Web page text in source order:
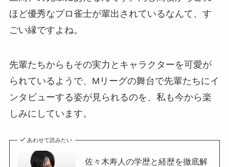
ほど優秀なプロ雀士が輩出されているなんて、す
ごい縁ですよね。
先輩たちからもその実力とキャラクターを可愛が
られているようで、Mリーグの舞台で先輩たちにイ
ンタビューする姿が見られるのを、私も今から楽
しみにしています。
あわせて読みたい
佐々木寿人の学歴と経歴を徹底解